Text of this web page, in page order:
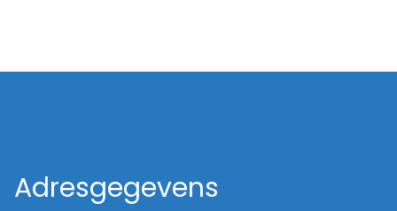
Adresgegevens